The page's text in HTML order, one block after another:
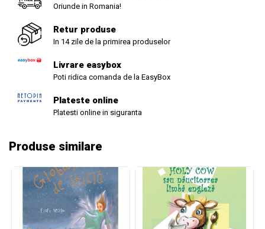
Oriunde in Romania!
Retur produse
In 14 zile de la primirea produselor
Livrare easybox
Poti ridica comanda de la EasyBox
Plateste online
Platesti online in siguranta
Produse similare